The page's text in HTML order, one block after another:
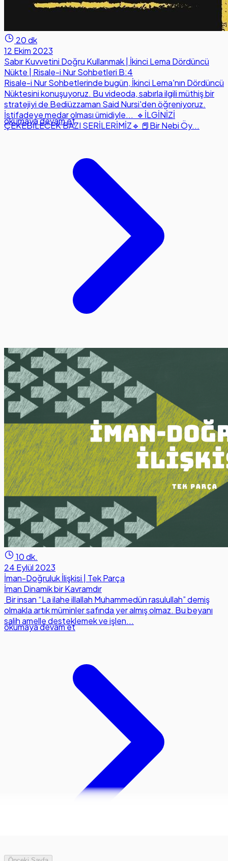
20 dk
12 Ekim 2023
Sabır Kuvvetini Doğru Kullanmak | İkinci Lema Dördüncü
Nükte | Risale-i Nur Sohbetleri B:4
Risale-i Nur Sohbetlerinde bugün, İkinci Lema'nın Dördüncü
Nüktesini konuşuyoruz. Bu videoda, sabırla ilgili müthiş bir
stratejiyi de Bediüzzaman Said Nursi'den öğreniyoruz.
İstifadeye medar olması ümidiyle... 🔹İLGİNİZİ
ÇEKEBİLECEK BAZI SERİLERİMİZ🔹 📕Bir Nebi Öy...
okumaya devam et
10 dk.
24 Eylül 2023
İman-Doğruluk İlişkisi | Tek Parça
İman Dinamik bir Kavramdır
Bir insan “La ilahe illallah Muhammedün rasulullah” demiş
olmakla artık müminler safında yer almış olmaz. Bu beyanı
salih amelle desteklemek ve işlen...
okumaya devam et